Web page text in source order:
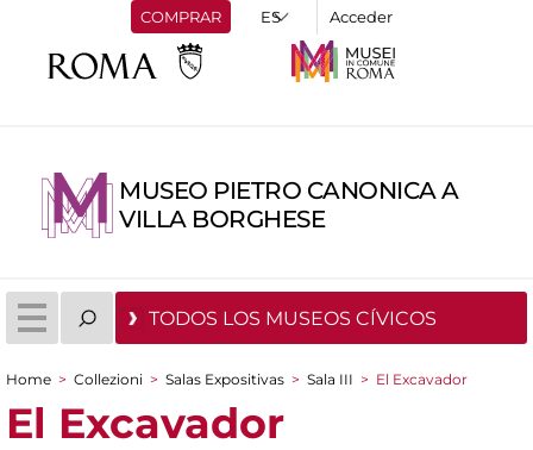
COMPRAR Acceder
MUSEO PIETRO CANONICA A
VILLA BORGHESE
TODOS LOS MUSEOS CÍVICOS
You are here
Home > Collezioni > Salas Expositivas > Sala III > El Excavador
El Excavador